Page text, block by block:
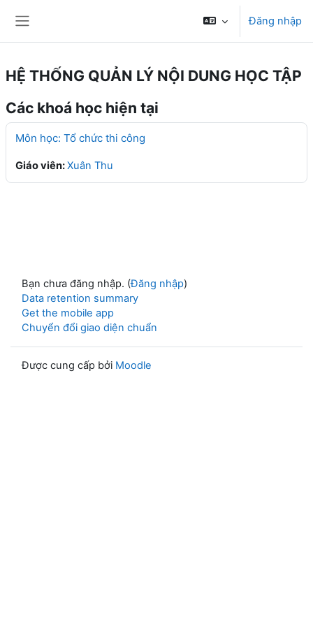
Đăng nhập
HỆ THỐNG QUẢN LÝ NỘI DUNG HỌC TẬP
Các khoá học hiện tại
Môn học: Tổ chức thi công
Giáo viên:Xuân Thu
Bạn chưa đăng nhập. (Đăng nhập)
Data retention summary
Get the mobile app
Chuyển đổi giao diện chuẩn
Được cung cấp bởi Moodle